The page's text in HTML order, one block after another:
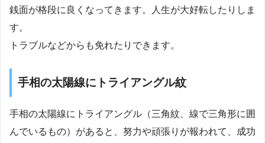
銭面が格段に良くなってきます。人生が大好転したりしま
す。
トラブルなどからも免れたりできます。
手相の太陽線にトライアングル紋
手相の太陽線にトライアングル（三角紋、線で三角形に囲
んでいるもの）があると、努力や頑張りが報われて、成功